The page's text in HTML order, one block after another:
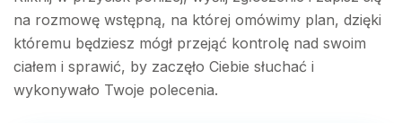
na rozmowę wstępną, na której omówimy plan, dzięki
któremu będziesz mógł przejąć kontrolę nad swoim
ciałem i sprawić, by zaczęło Ciebie słuchać i
wykonywało Twoje polecenia.